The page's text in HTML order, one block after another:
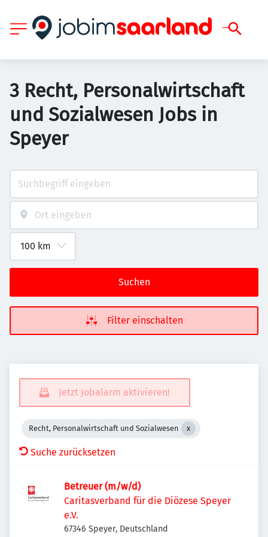
3 Recht, Personalwirtschaft
und Sozialwesen Jobs in
Speyer
Suchen
Filter einschalten
Jetzt Jobalarm aktivieren!
Recht, Personalwirtschaft und Sozialwesen
Suche zurücksetzen
Betreuer (m/w/d)
Caritasverband für die Diözese Speyer
e.V.
67346 Speyer, Deutschland